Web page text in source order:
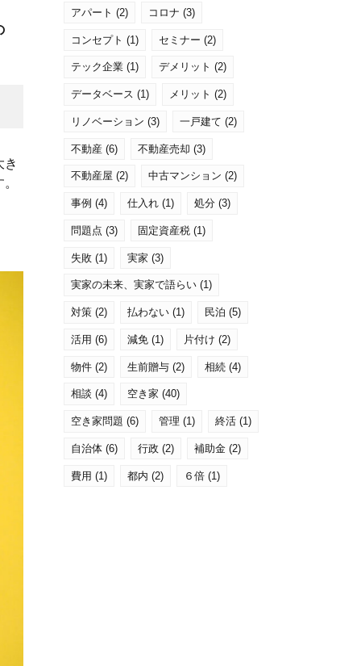
き
アパート (2) コロナ (3)
コンセプト (1) セミナー (2)
テック企業(1) デメリット (2)
データベース (1) メリット (2)
リノベーション (3) 一戸建て (2)
不動産(6) 不動産売却 (3)
不動産屋 (2) 中古マンション (2)
事例 (4) 仕入れ(1) 処分(3)
問題点 (3) 固定資産税(1)
失敗(1) 実家 (3)
実家の未来、実家で語らい(1)
対策(2) 払わない(1) 民泊 (5)
活用 (6) 減免(1) 片付け (2)
物件(2) 生前贈与(2) 相続(4)
相談 (4) 空き家 (40)
空き家問題 (6) 管理 (1) 終活(1)
自治体(6) 行政 (2) 補助金(2)
費用 (1) 都内 (2) ６倍(1)